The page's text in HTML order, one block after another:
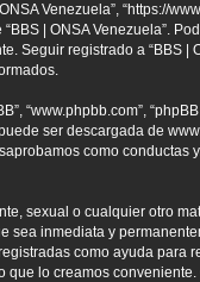
Venezuela”, “https://
| ONSA Venezuela”.
registrado a “BBS |
“www.phpbb.com”,
ser descargada de
como conductas
sexual o cualquier otro
sea inmediata y
como ayuda para
lo creamos